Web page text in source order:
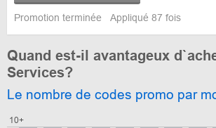
Promotion terminée Appliqué 87 fois
Quand est-il avantageux
Services?
Le nombre de codes promo par
10+